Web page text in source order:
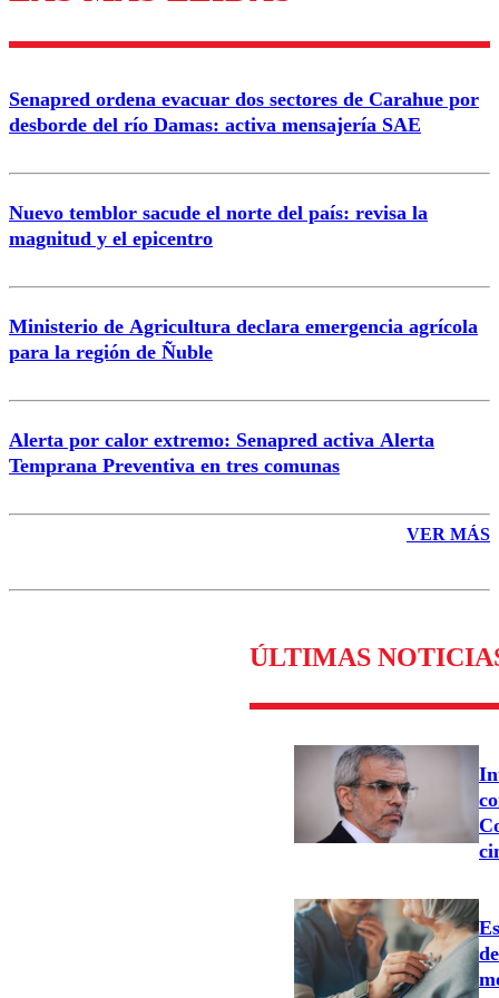
Correo
Senapred ordena evacuar dos sectores de Carahue por
desborde del río Damas: activa mensajería SAE
Nuevo temblor sacude el norte del país: revisa la
magnitud y el epicentro
Ministerio de Agricultura declara emergencia agrícola
para la región de Ñuble
Alerta por calor extremo: Senapred activa Alerta
Temprana Preventiva en tres comunas
VER MÁS
ÚLTIMAS